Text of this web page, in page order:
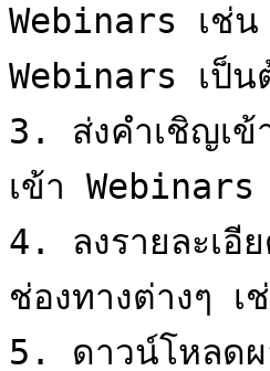
Webinars เช่น
Webinars เป็น
3. ส่งคำเชิญเข้
เข้า Webinars
4. ลงรายละเอี
ช่องทางต่างๆ เ
5. ดาวน์โหลดผ